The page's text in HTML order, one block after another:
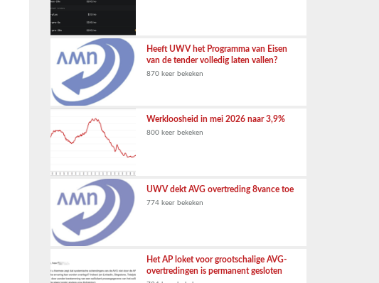
Heeft UWV het Programma van Eisen
van de tender volledig laten vallen?
870 keer bekeken
Werkloosheid in mei 2026 naar 3,9%
800 keer bekeken
UWV dekt AVG overtreding 8vance toe
774 keer bekeken
Het AP loket voor grootschalige AVG-
overtredingen is permanent gesloten